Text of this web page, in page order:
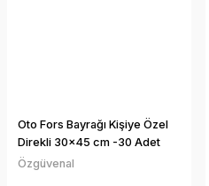
Oto Fors Bayrağı Kişiye Özel
Direkli 30x45 cm -30 Adet
Özgüvenal